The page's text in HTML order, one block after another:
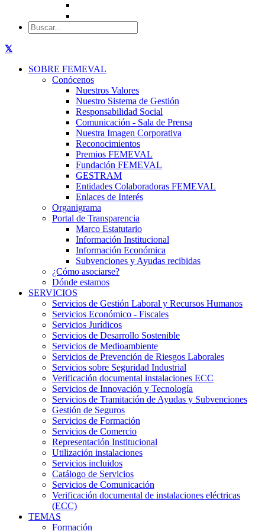
SOBRE FEMEVAL
Conócenos
Nuestros Valores
Nuestro Sistema de Gestión
Responsabilidad Social
Comunicación - Sala de Prensa
Nuestra Imagen Corporativa
Reconocimientos
Premios FEMEVAL
Fundación FEMEVAL
GESTRAM
Entidades Colaboradoras FEMEVAL
Enlaces de Interés
Organigrama
Portal de Transparencia
Marco Estatutario
Información Institucional
Información Económica
Subvenciones y Ayudas recibidas
¿Cómo asociarse?
Dónde estamos
SERVICIOS
Servicios de Gestión Laboral y Recursos Humanos
Servicios Económico - Fiscales
Servicios Jurídicos
Servicios de Desarrollo Sostenible
Servicios de Medioambiente
Servicios de Prevención de Riesgos Laborales
Servicios sobre Seguridad Industrial
Verificación documental instalaciones ECC
Servicios de Innovación y Tecnología
Servicios de Tramitación de Ayudas y Subvenciones
Gestión de Seguros
Servicios de Formación
Servicios de Comercio
Representación Institucional
Utilización instalaciones
Servicios incluidos
Catálogo de Servicios
Servicios de Comunicación
Verificación documental de instalaciones eléctricas
(ECC)
TEMAS
Formación